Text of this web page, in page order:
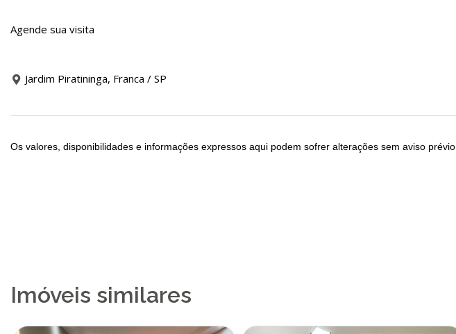
Agende sua visita
Jardim Piratininga, Franca / SP
Os valores, disponibilidades e informações expressos aqui podem sofrer alterações sem aviso prévio.
Imóveis similares